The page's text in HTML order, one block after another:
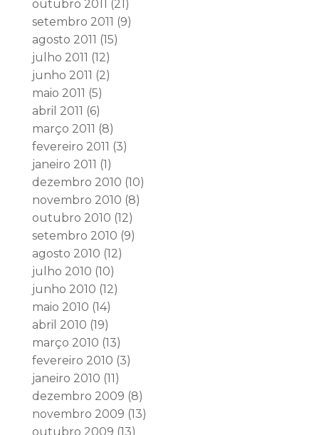
outubro 2011 (21)
setembro 2011 (9)
agosto 2011 (15)
julho 2011 (12)
junho 2011 (2)
maio 2011 (5)
abril 2011 (6)
março 2011 (8)
fevereiro 2011 (3)
janeiro 2011 (1)
dezembro 2010 (10)
novembro 2010 (8)
outubro 2010 (12)
setembro 2010 (9)
agosto 2010 (12)
julho 2010 (10)
junho 2010 (12)
maio 2010 (14)
abril 2010 (19)
março 2010 (13)
fevereiro 2010 (3)
janeiro 2010 (11)
dezembro 2009 (8)
novembro 2009 (13)
outubro 2009 (13)